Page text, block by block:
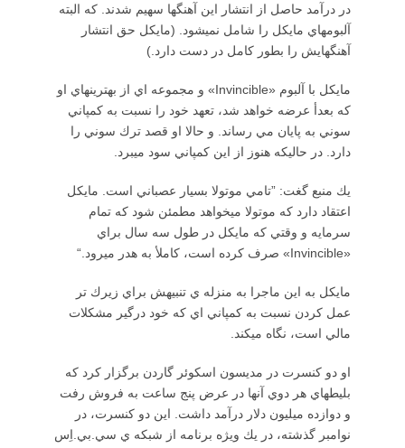
در درآمد حاصل از انتشار اين آهنگها سهيم شدند. كه البته
آلبومهاي مايكل را شامل نميشود. (مايكل حق انتشار
آهنگهايش را بطور كامل در دست دارد.)
مايكل با آلبوم «Invincible» و مجموعه اي از بهترينهاي او
كه بعدأ عرضه خواهد شد، تعهد خود را نسبت به كمپاني
سوني به پايان مي رساند. و حالا او قصد ترك سوني را
دارد. در حاليكه هنوز از اين كمپاني سود ميبرد.
يك منبع گغت: ”تامي موتولا بسيار عصباني است. مايكل
اعتقاد دارد كه موتولا ميخواهد مطمئن شود كه تمام
سرمايه و وقتي كه مايكل در طول سه سال براي
«Invincible» صرف كرده است، كاملأ به هدر ميرود.“
مايكل به اين ماجرا به منزله ي تنبيهش براي زيرك تر
عمل كردن نسبت به كمپاني اي كه خود درگير مشكلات
مالي است، نگاه ميكند.
او دو كنسرت در مديسون اسكوئر گاردن برگزار كرد كه
بليطهاي هر دوي آنها در عرض پنج ساعت به فروش رفت
و دوازده ميليون دلار درآمد داشت. اين دو كنسرت،‌ در
نوامبر گذشته، در يك ويژه برنامه از شبكه ي سي.بي.اِس